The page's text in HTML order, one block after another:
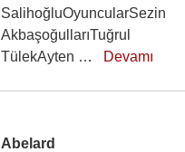
SalihoğluOyuncularSezin
AkbaşoğullarıTuğrul
TülekAyten … Devamı
Abelard